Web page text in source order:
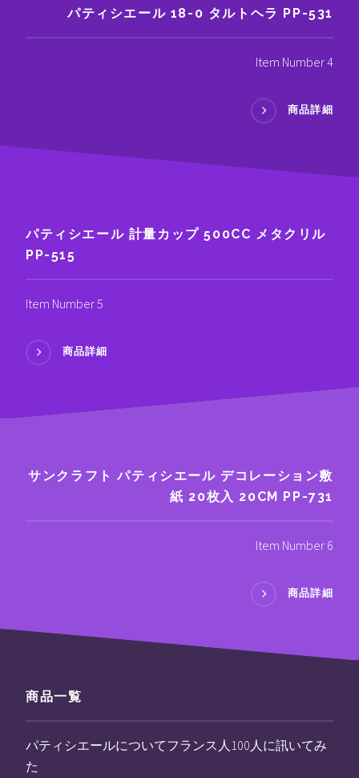
パティシエール 18-0 タルトヘラ PP-531
Item Number 4
商品詳細
パティシエール 計量カップ 500CC メタクリル
PP-515
Item Number 5
商品詳細
サンクラフト パティシエール デコレーション敷
紙 20枚入 20CM PP-731
Item Number 6
商品詳細
商品一覧
パティシエールについてフランス人100人に訊いてみ
た